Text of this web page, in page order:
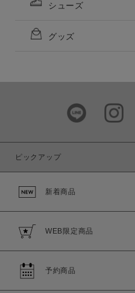
シューズ
グッズ
ピックアップ
新着商品
WEB限定商品
予約商品